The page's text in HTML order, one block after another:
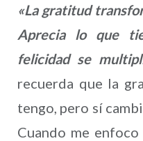
«La gratitud
Aprecia lo que
felicidad se
recuerda que la
tengo, pero sí
Cuando me